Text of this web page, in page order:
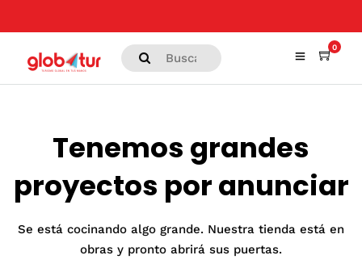
0
Tenemos grandes
proyectos por anunciar
Se está cocinando algo grande. Nuestra tienda está en
obras y pronto abrirá sus puertas.